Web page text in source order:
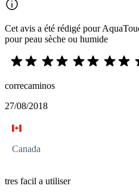
Cet avis a été rédigé pour
pour peau sèche ou humide
correcaminos
27/08/2018
Canada
tres facil a utiliser